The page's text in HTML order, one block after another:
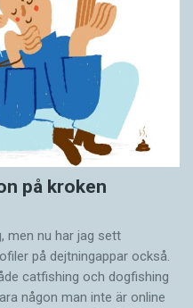
på kroken
men nu har jag sett
på dejtningappar också.
catfishing och dogfishing
någon man inte är online